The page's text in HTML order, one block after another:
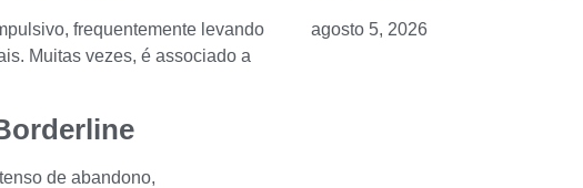
frequentemente levando
Muitas vezes, é associado a
de abandono,
agosto 5, 2026